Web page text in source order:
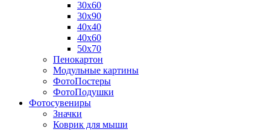
30х60
30х90
40х40
40х60
50х70
Пенокартон
Модульные картины
ФотоПостеры
ФотоПодушки
Фотоcувениры
Значки
Коврик для мыши